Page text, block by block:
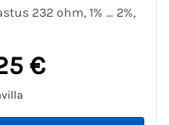
232 ohm, 1% ... 2%,
€